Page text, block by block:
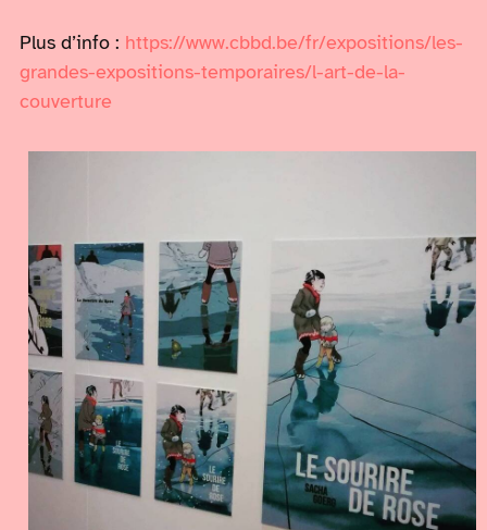
Plus d’info : https://www.cbbd.be/fr/expositions/les-
grandes-expositions-temporaires/l-art-de-la-
couverture